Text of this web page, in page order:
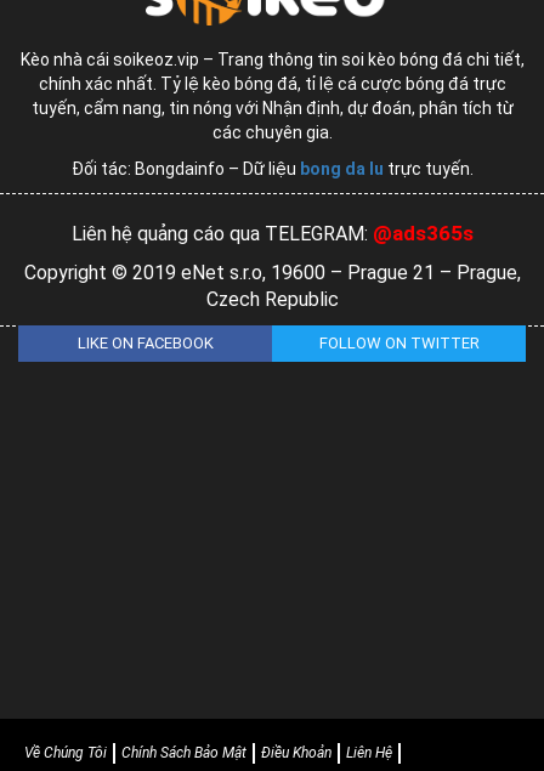
Kèo nhà cái soikeoz.vip – Trang thông tin soi kèo bóng đá chi tiết,
chính xác nhất. Tỷ lệ kèo bóng đá, tỉ lệ cá cược bóng đá trực
tuyến, cẩm nang, tin nóng với Nhận định, dự đoán, phân tích từ
các chuyên gia.
Đối tác: Bongdainfo – Dữ liệu bong da lu trực tuyến.
Liên hệ quảng cáo qua TELEGRAM: @ads365s
Copyright © 2019 eNet s.r.o, 19600 – Prague 21 – Prague,
Czech Republic
LIKE ON FACEBOOK FOLLOW ON TWITTER
Về Chúng Tôi Chính Sách Bảo Mật Điều Khoản Liên Hệ